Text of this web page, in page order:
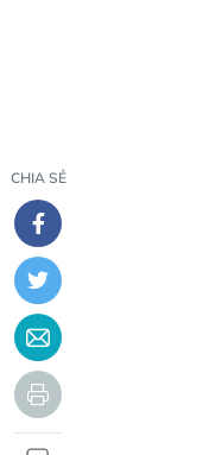
CHIA SẺ